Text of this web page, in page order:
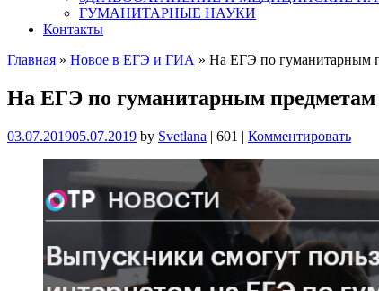
ГУМАНИТАРНЫЕ НАУКИ
Контакты
Главная » Новое в ЕГЭ и ГИА » На ЕГЭ по гуманитарным
На ЕГЭ по гуманитарным предметам
03.07.201905.07.2019 by Svetlana | 601 | Комментировать